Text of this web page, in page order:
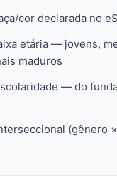
cor declarada no
etária — jovens,
maduros
— do
(gênero